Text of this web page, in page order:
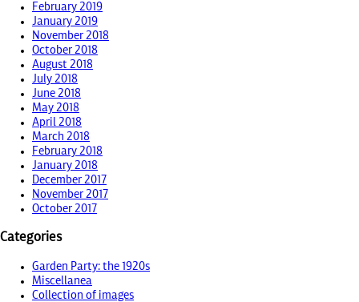
February 2019
January 2019
November 2018
October 2018
August 2018
July 2018
June 2018
May 2018
April 2018
March 2018
February 2018
January 2018
December 2017
November 2017
October 2017
Categories
Garden Party: the 1920s
Miscellanea
Collection of images